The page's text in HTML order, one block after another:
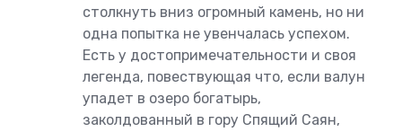
столкнуть вниз огромный камень, но ни
одна попытка не увенчалась успехом.
Есть у достопримечательности и своя
легенда, повествующая что, если валун
упадет в озеро богатырь,
заколдованный в гору Спящий Саян,